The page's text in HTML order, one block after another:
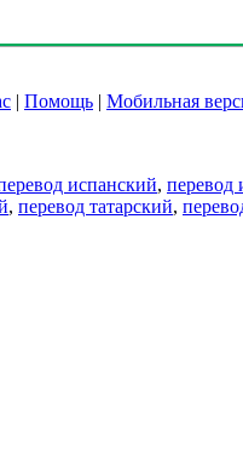
| Помощь | Мобильная
испанский, перевод
, перевод татарский,